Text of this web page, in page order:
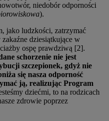
niedobór odporności
).
jako ludzkości, zatrzymać
dziesiątkujące w
ospę prawdziwą [2].
schorzenie nie jest
szczepionek, gdyż nie
się nasza odporność
ją, realizując Program
dziećmi, to na rodzicach
zdrowie poprzez